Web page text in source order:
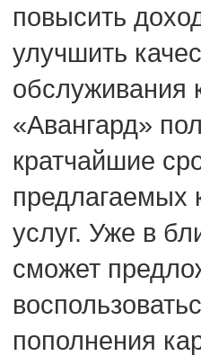
повысить
улучшить
обслуживания
«Авангард»
кратчайшие
предлагаемых
услуг. Уже в
сможет
пополнения